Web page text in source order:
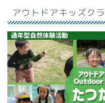
アウトドアキッズク